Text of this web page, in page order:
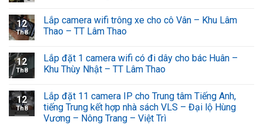
12
Th8
Lắp camera wifi trông xe cho cô Vân – Khu Lâm
Thao – TT Lâm Thao
12
Th8
Lắp đặt 1 camera wifi có đi dây cho bác Huân –
Khu Thùy Nhật – TT Lâm Thao
12
Th8
Lắp đặt 11 camera IP cho Trung tâm Tiếng Anh,
tiếng Trung kết hợp nhà sách VLS – Đại lộ Hùng
Vương – Nông Trang – Việt Trì